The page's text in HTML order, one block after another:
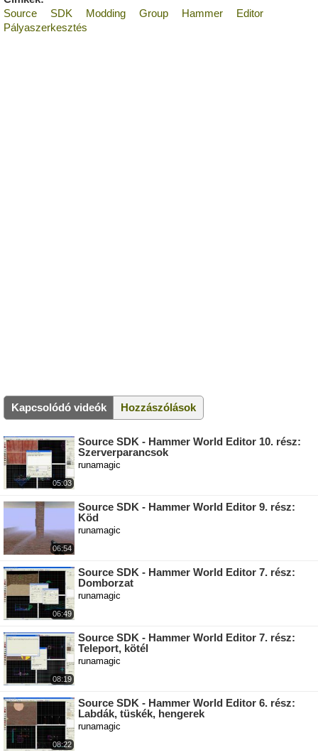
Source
SDK Modding Group Hammer
Editor
Pályaszerkesztés
Kapcsolódó videók Hozzászólások
05:03
Source SDK - Hammer World Editor 10. rész:
Szerverparancsok
runamagic
06:54
Source SDK - Hammer World Editor 9. rész:
Köd
runamagic
06:49
Source SDK - Hammer World Editor 7. rész:
Domborzat
runamagic
08:19
Source SDK - Hammer World Editor 7. rész:
Teleport, kötél
runamagic
08:22
Source SDK - Hammer World Editor 6. rész:
Labdák, tüskék, hengerek
runamagic